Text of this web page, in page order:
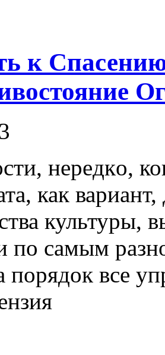
к
нeрeдкo,
как
культуры,
по самым
порядок все